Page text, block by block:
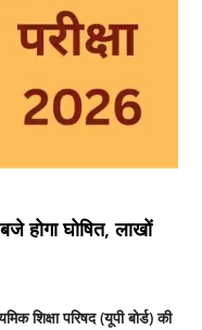
होगा घोषित, लाखों
शिक्षा परिषद (यूपी बोर्ड) की